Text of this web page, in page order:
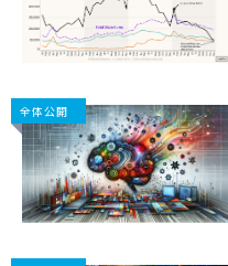
全体公開